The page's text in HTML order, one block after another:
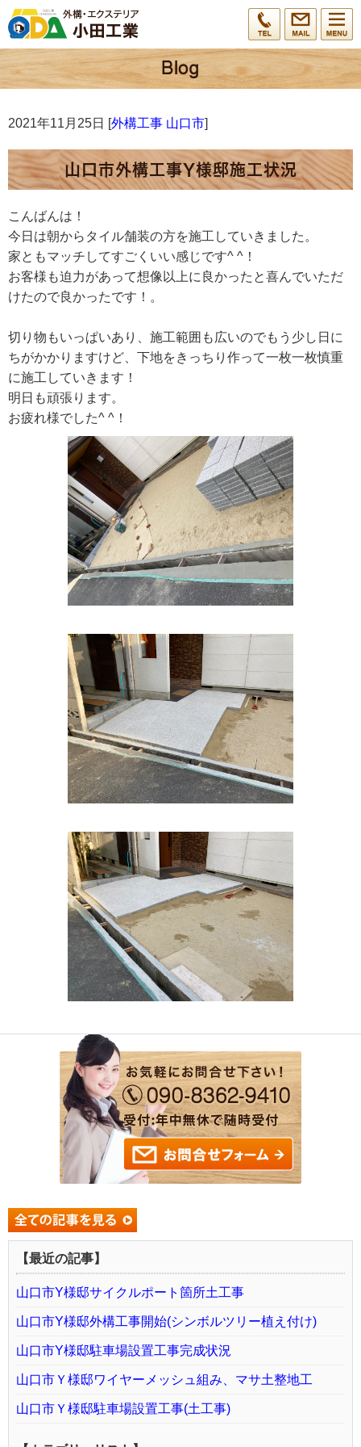
2021年11月25日 [外構工事 山口市]
山口市外構工事Y様邸施工状況
こんばんは！
今日は朝からタイル舗装の方を施工していきました。
家ともマッチしてすごくいい感じです^ ^！
お客様も迫力があって想像以上に良かったと喜んでいただ
けたので良かったです！。
切り物もいっぱいあり、施工範囲も広いのでもう少し日に
ちがかかりますけど、下地をきっちり作って一枚一枚慎重
に施工していきます！
明日も頑張ります。
お疲れ様でした^ ^！
【最近の記事】
山口市Y様邸サイクルポート箇所土工事
山口市Y様邸外構工事開始(シンボルツリー植え付け)
山口市Y様邸駐車場設置工事完成状況
山口市Ｙ様邸ワイヤーメッシュ組み、マサ土整地工
山口市Ｙ様邸駐車場設置工事(土工事)